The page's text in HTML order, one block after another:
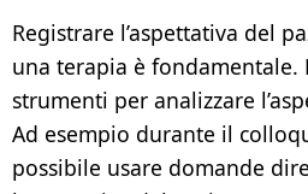
Registrare l’aspettativa del
una terapia è fondamentale.
strumenti per analizzare
Ad esempio durante il
possibile usare domande